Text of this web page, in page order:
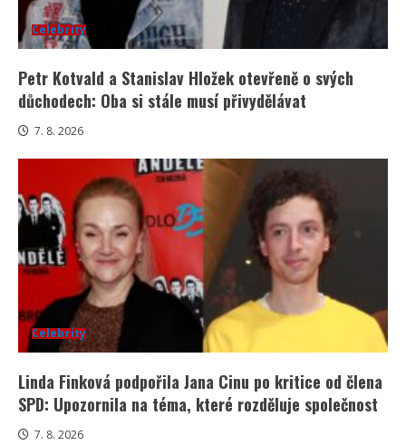
Celebrity
Petr Kotvald a Stanislav Hložek otevřeně o svých
důchodech: Oba si stále musí přivydělávat
7. 8. 2026
Celebrity
Linda Finková podpořila Jana Cinu po kritice od člena
SPD: Upozornila na téma, které rozděluje společnost
7. 8. 2026